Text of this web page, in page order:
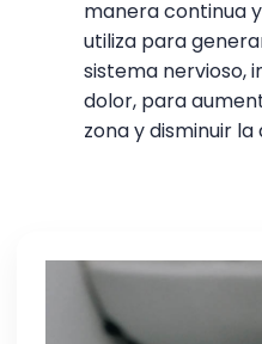
manera continua
utiliza para
sistema nervioso,
dolor, para
zona y disminuir